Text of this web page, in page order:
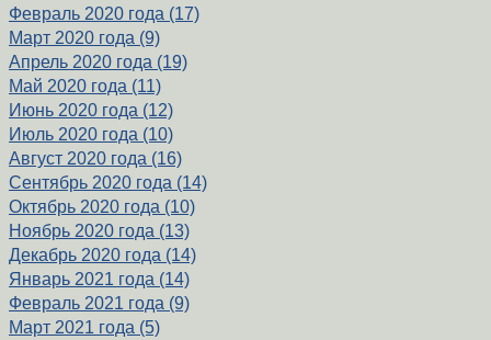
Февраль 2020 года (17)
Март 2020 года (9)
Апрель 2020 года (19)
Май 2020 года (11)
Июнь 2020 года (12)
Июль 2020 года (10)
Август 2020 года (16)
Сентябрь 2020 года (14)
Октябрь 2020 года (10)
Ноябрь 2020 года (13)
Декабрь 2020 года (14)
Январь 2021 года (14)
Февраль 2021 года (9)
Март 2021 года (5)